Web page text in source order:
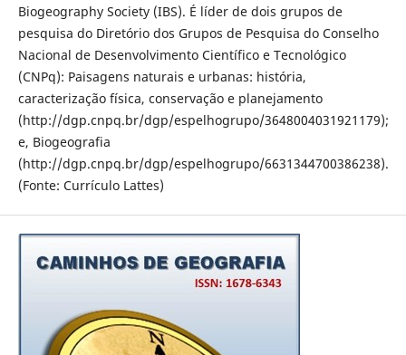
Biogeography Society (IBS). É líder de dois grupos de
pesquisa do Diretório dos Grupos de Pesquisa do Conselho
Nacional de Desenvolvimento Científico e Tecnológico
(CNPq): Paisagens naturais e urbanas: história,
caracterização física, conservação e planejamento
(http://dgp.cnpq.br/dgp/espelhogrupo/3648004031921179);
e, Biogeografia
(http://dgp.cnpq.br/dgp/espelhogrupo/6631344700386238).
(Fonte: Currículo Lattes)